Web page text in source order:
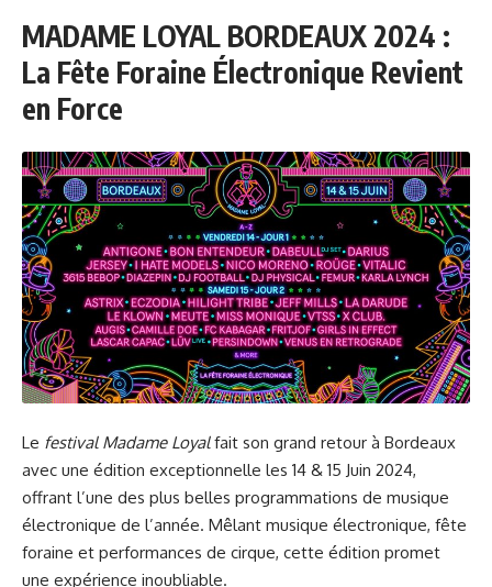
MADAME LOYAL BORDEAUX 2024 :
La Fête Foraine Électronique Revient
en Force
Le festival Madame Loyalfait son grand retour à Bordeaux
avec une édition exceptionnelle les 14 & 15 Juin 2024,
offrant l’une des plus belles programmations de musique
électronique de l’année. Mêlant musique électronique, fête
foraine et performances de cirque, cette édition promet
une expérience inoubliable.